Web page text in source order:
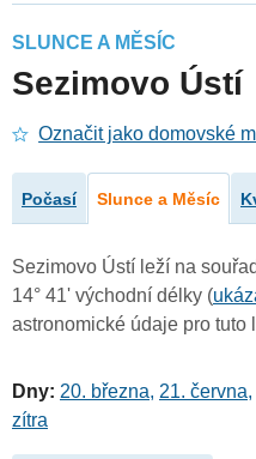
SLUNCE A MĚSÍC
Sezimovo Ústí
Označit jako domovské
Počasí Slunce a Měsíc
Sezimovo Ústí leží na
14° 41' východní délky (
astronomické údaje pro tuto
Dny: 20. března, 21. června,
zítra